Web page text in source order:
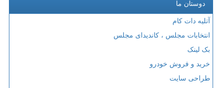
دوستان ما
آتلیه دات کام
انتخابات مجلس ، کاندیدای مجلس
بک لینک
خرید و فروش خودرو
طراحی سایت